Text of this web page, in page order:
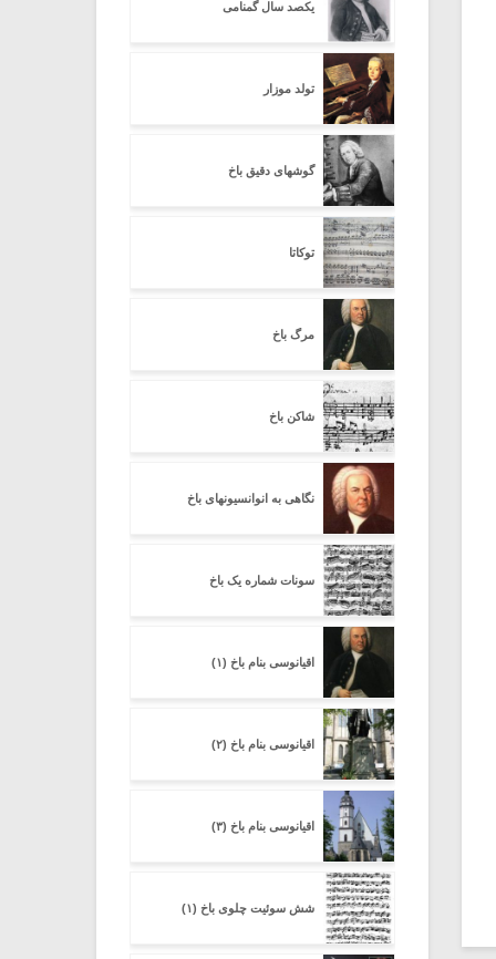
یکصد سال گمنامی
تولد موزار
گوشهای دقیق باخ
توکاتا
مرگ باخ
شاکن باخ
نگاهی به انوانسیونهای باخ
سونات شماره یک باخ
اقیانوسی بنام باخ (۱)
اقیانوسی بنام باخ (۲)
اقیانوسی بنام باخ (۳)
شش سوئیت چلوی باخ (۱)